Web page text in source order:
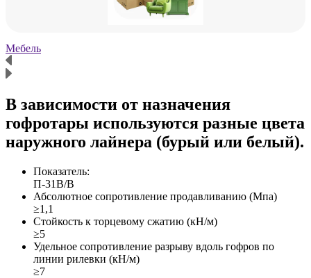
Мебель
В зависимости от назначения
гофротары используются разные цвета
наружного лайнера (бурый или белый).
Показатель:
П-31В/B
Абсолютное сопротивление продавливанию (Мпа)
≥1,1
Стойкость к торцевому сжатию (кН/м)
≥5
Удельное сопротивление разрыву вдоль гофров по
линии рилевки (кН/м)
≥7